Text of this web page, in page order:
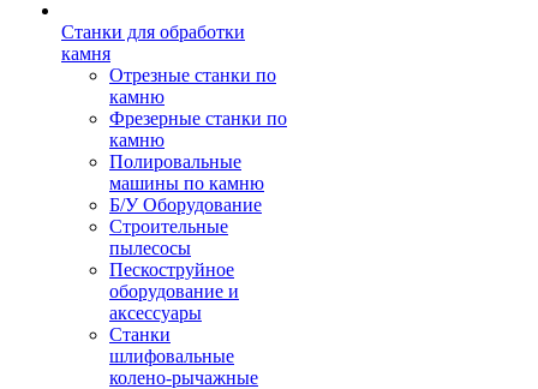
Станки для обработки
камня
Отрезные станки по
камню
Фрезерные станки по
камню
Полировальные
машины по камню
Б/У Оборудование
Строительные
пылесосы
Пескоструйное
оборудование и
аксессуары
Станки
шлифовальные
колено-рычажные